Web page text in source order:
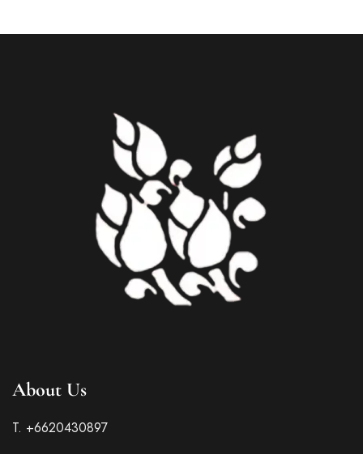
About Us
T. +6620430897